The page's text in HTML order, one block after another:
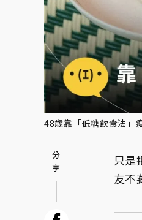
48歲靠「低糖飲食法」
只是
友不